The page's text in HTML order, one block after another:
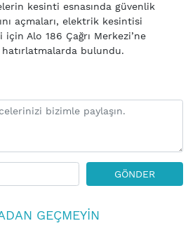
kesinti esnasında güvenlik
açmaları, elektrik kesintisi
Alo 186 Çağrı Merkezi’ne
bulundu.
GÖNDER
GEÇMEYIN